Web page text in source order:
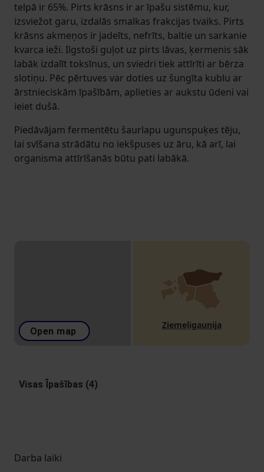
telpā ir 65%. Pirts krāsns ir ar īpašu sistēmu, kur,
izsviežot garu, izdalās smalkas frakcijas tvaiks. Pirts
krāsns akmeņos ir jadeīts, nefrīts, baltie un sarkanie
kvarca ieži. Ilgstoši guļot uz pirts lāvas, ķermenis sāk
labāk izdalīt toksīnus, un sviedri tiek attīrīti ar bērza
slotiņu. Pēc pērtuves var doties uz šungīta kublu ar
ārstnieciskām īpašībām, aplieties ar aukstu ūdeni vai
ieiet dušā.
Piedāvājam fermentētu šaurlapu ugunspuķes tēju,
lai svīšana strādātu no iekšpuses uz āru, kā arī, lai
organisma attīrīšanās būtu pati labākā.
Open map
Ziemeļigaunija
Visas Īpašības (4)
Darba laiki